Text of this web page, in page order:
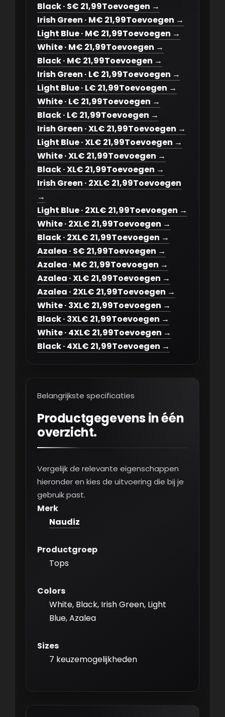
Black · S€ 21,99Toevoegen →
Irish Green · M€ 21,99Toevoegen →
Light Blue · M€ 21,99Toevoegen →
White · M€ 21,99Toevoegen →
Black · M€ 21,99Toevoegen →
Irish Green · L€ 21,99Toevoegen →
Light Blue · L€ 21,99Toevoegen →
White · L€ 21,99Toevoegen →
Black · L€ 21,99Toevoegen →
Irish Green · XL€ 21,99Toevoegen →
Light Blue · XL€ 21,99Toevoegen →
White · XL€ 21,99Toevoegen →
Black · XL€ 21,99Toevoegen →
Irish Green · 2XL€ 21,99Toevoegen
→
Light Blue · 2XL€ 21,99Toevoegen →
White · 2XL€ 21,99Toevoegen →
Black · 2XL€ 21,99Toevoegen →
Azalea · S€ 21,99Toevoegen →
Azalea · M€ 21,99Toevoegen →
Azalea · XL€ 21,99Toevoegen →
Azalea · 2XL€ 21,99Toevoegen →
White · 3XL€ 21,99Toevoegen →
Black · 3XL€ 21,99Toevoegen →
White · 4XL€ 21,99Toevoegen →
Black · 4XL€ 21,99Toevoegen →
Belangrijkste specificaties
Productgegevens in één
overzicht.
Vergelijk de relevante eigenschappen
hieronder en kies de uitvoering die bij je
gebruik past.
Merk
Naudiz
Productgroep
Tops
Colors
White, Black, Irish Green, Light
Blue, Azalea
Sizes
7 keuzemogelijkheden